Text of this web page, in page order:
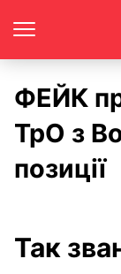
ФЕЙК
ТрО з
позиції
Так